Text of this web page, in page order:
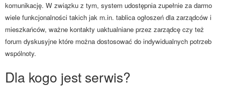
komunikację. W związku z tym, system udostępnia zupełnie za darmo
wiele funkcjonalności takich jak m.in. tablica ogłoszeń dla zarządców i
mieszkańców, ważne kontakty uaktualniane przez zarządcę czy też
forum dyskusyjne które można dostosować do indywidualnych potrzeb
wspólnoty.
Dla kogo jest serwis?